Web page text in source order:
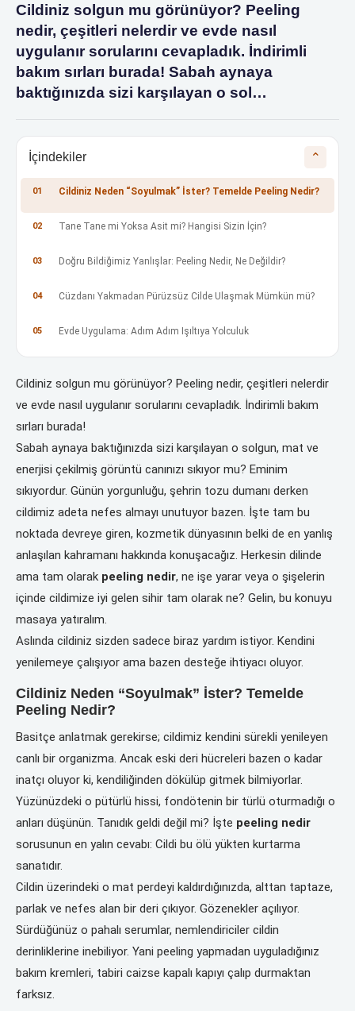
Cildiniz solgun mu görünüyor? Peeling
nedir, çeşitleri nelerdir ve evde nasıl
uygulanır sorularını cevapladık. İndirimli
bakım sırları burada! Sabah aynaya
baktığınızda sizi karşılayan o sol…
Cildiniz solgun mu görünüyor? Peeling nedir, çeşitleri nelerdir
ve evde nasıl uygulanır sorularını cevapladık. İndirimli bakım
sırları burada!
Sabah aynaya baktığınızda sizi karşılayan o solgun, mat ve
enerjisi çekilmiş görüntü canınızı sıkıyor mu? Eminim
sıkıyordur. Günün yorgunluğu, şehrin tozu dumanı derken
cildimiz adeta nefes almayı unutuyor bazen. İşte tam bu
noktada devreye giren, kozmetik dünyasının belki de en yanlış
anlaşılan kahramanı hakkında konuşacağız. Herkesin dilinde
ama tam olarak peeling nedir, ne işe yarar veya o şişelerin
içinde cildimize iyi gelen sihir tam olarak ne? Gelin, bu konuyu
masaya yatıralım.
Aslında cildiniz sizden sadece biraz yardım istiyor. Kendini
yenilemeye çalışıyor ama bazen desteğe ihtiyacı oluyor.
Cildiniz Neden “Soyulmak” İster? Temelde
Peeling Nedir?
Basitçe anlatmak gerekirse; cildimiz kendini sürekli yenileyen
canlı bir organizma. Ancak eski deri hücreleri bazen o kadar
inatçı oluyor ki, kendiliğinden dökülüp gitmek bilmiyorlar.
Yüzünüzdeki o pütürlü hissi, fondötenin bir türlü oturmadığı o
anları düşünün. Tanıdık geldi değil mi? İşte peeling nedir
sorusunun en yalın cevabı: Cildi bu ölü yükten kurtarma
sanatıdır.
Cildin üzerindeki o mat perdeyi kaldırdığınızda, alttan taptaze,
parlak ve nefes alan bir deri çıkıyor. Gözenekler açılıyor.
Sürdüğünüz o pahalı serumlar, nemlendiriciler cildin
derinliklerine inebiliyor. Yani peeling yapmadan uyguladığınız
bakım kremleri, tabiri caizse kapalı kapıyı çalıp durmaktan
farksız.
İçindekiler ⌄
01 Cildiniz Neden “Soyulmak” İster? Temelde Peeling Nedir?
02 Tane Tane mi Yoksa Asit mi? Hangisi Sizin İçin?
03 Doğru Bildiğimiz Yanlışlar: Peeling Nedir, Ne Değildir?
04 Cüzdanı Yakmadan Pürüzsüz Cilde Ulaşmak Mümkün mü?
05 Evde Uygulama: Adım Adım Işıltıya Yolculuk